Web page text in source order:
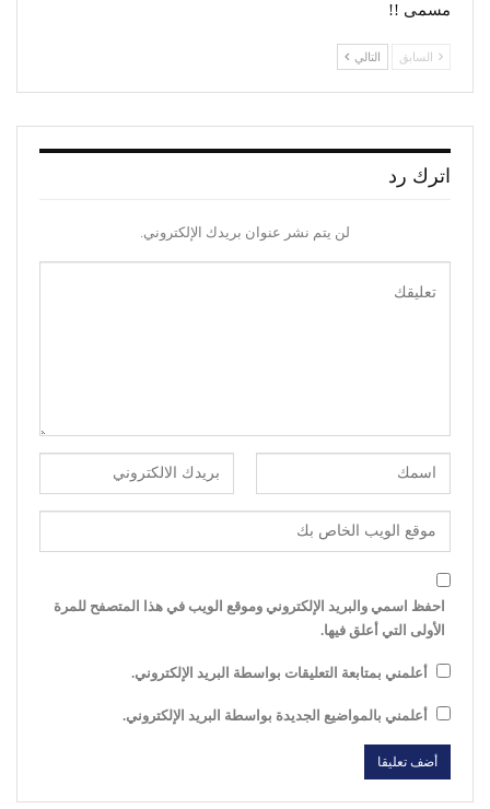
مسمى !!
السابق التالي
اترك رد
لن يتم نشر عنوان بريدك الإلكتروني.
احفظ اسمي والبريد الإلكتروني وموقع الويب في هذا المتصفح للمرة
الأولى التي أعلق فيها.
أعلمني بمتابعة التعليقات بواسطة البريد الإلكتروني.
أعلمني بالمواضيع الجديدة بواسطة البريد الإلكتروني.